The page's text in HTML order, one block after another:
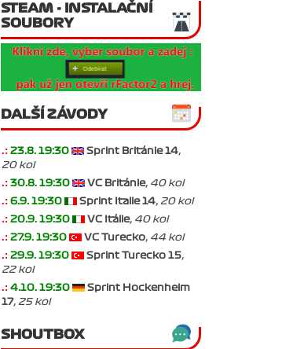
STEAM - INSTALAČNÍ
SOUBORY
DALŠÍ ZÁVODY
.: 23.8. 19:30 Sprint Británie 14,
20 kol
.: 30.8. 19:30 VC Británie, 40 kol
.: 6.9. 19:30 Sprint Italie 14, 20 kol
.: 20.9. 19:30 VC Itálie, 40 kol
.: 27.9. 19:30 VC Turecko, 44 kol
.: 29.9. 19:30 Sprint Turecko 15,
22 kol
.: 4.10. 19:30
Sprint Hockenheim
17, 25 kol
SHOUTBOX